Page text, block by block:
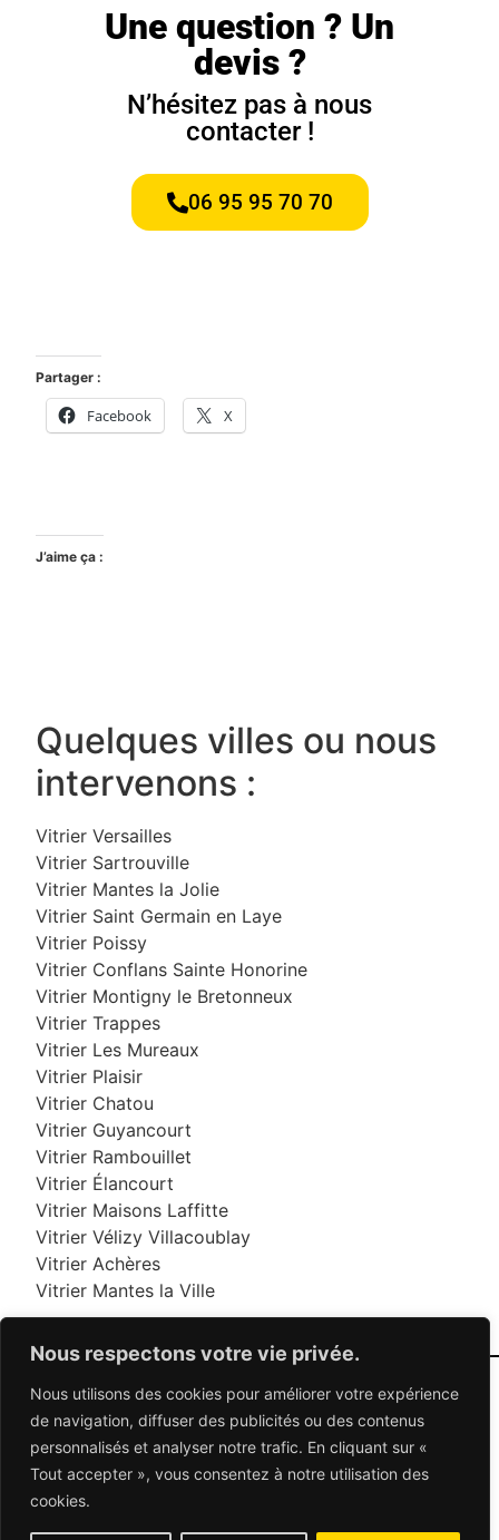
Nous respectons votre vie privée.
Nous utilisons des cookies pour améliorer votre expérience
de navigation, diffuser des publicités ou des contenus
personnalisés et analyser notre trafic. En cliquant sur «
Tout accepter », vous consentez à notre utilisation des
cookies.
Une question ? Un
devis ?
N’hésitez pas à nous
contacter !
06 95 95 70 70
Partager :
Facebook X
J’aime ça :
Quelques villes ou nous
intervenons :
Vitrier Versailles
Vitrier Sartrouville
Vitrier Mantes la Jolie
Vitrier Saint Germain en Laye
Vitrier Poissy
Vitrier Conflans Sainte Honorine
Vitrier Montigny le Bretonneux
Vitrier Trappes
Vitrier Les Mureaux
Vitrier Plaisir
Vitrier Chatou
Vitrier Guyancourt
Vitrier Rambouillet
Vitrier Élancourt
Vitrier Maisons Laffitte
Vitrier Vélizy Villacoublay
Vitrier Achères
Vitrier Mantes la Ville
06 95 95 70 70
© 2026 Dépannage Vitrier - Tous droits réservés
Dépannage vitrerie en France : Des solutions
adaptées à vos besoins